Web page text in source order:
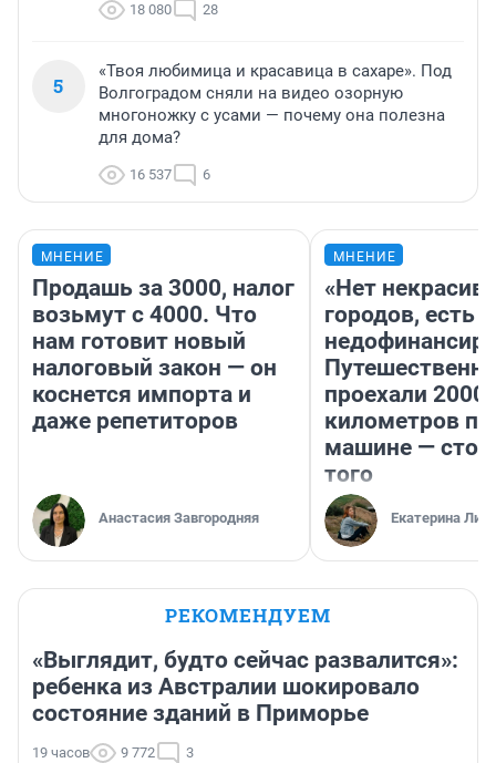
18 080 28
5
«Твоя любимица и красавица в сахаре». Под
Волгоградом сняли на видео озорную
многоножку с усами — почему она полезна
для дома?
16 537 6
МНЕНИЕ
Продашь за 3000, налог
возьмут с 4000. Что
нам готовит новый
налоговый закон — он
коснется импорта и
даже репетиторов
Анастасия Завгородняя
МНЕНИЕ
«Нет
городов, есть
проехали 2000
километров по
машине —
того
Екатерина
РЕКОМЕНДУЕМ
«Выглядит, будто сейчас развалится»:
ребенка из Австралии шокировало
состояние зданий в Приморье
19 часов 9 772 3